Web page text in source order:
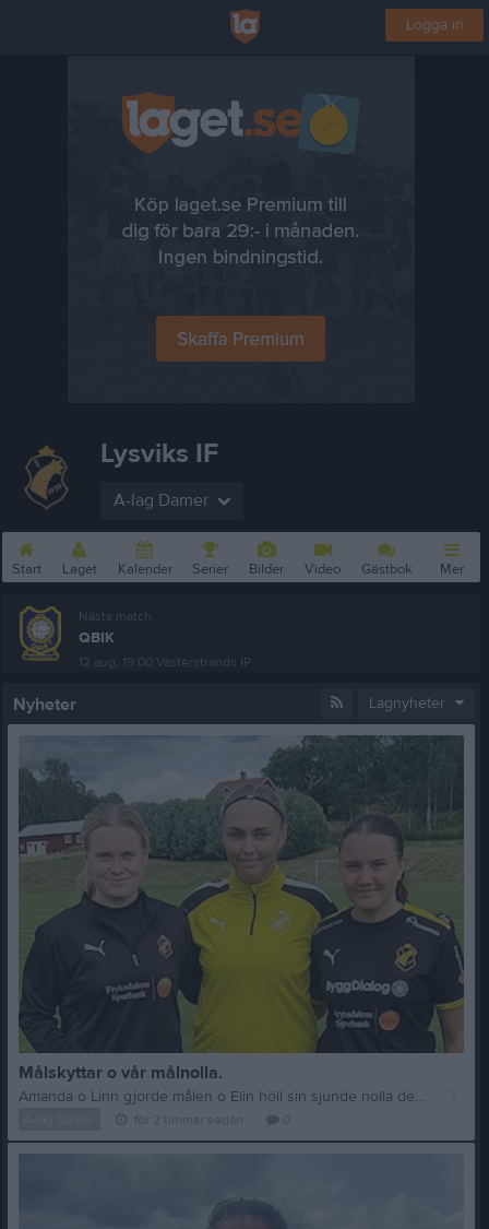
Logga in
Lysviks IF
A-lag Damer
Start Laget Kalender Serier Bilder Video Gästbok Mer
Nästa match
QBIK
12 aug, 19:00 Västerstrands IP
Nyheter Lagnyheter
Målskyttar o vår målnolla.
Amanda o Linn gjorde målen o Elin höll sin sjunde nolla denna säsong. Till matchens lirare i Lif utsågs Amanda av matchsponsorerna Maria & Mikael